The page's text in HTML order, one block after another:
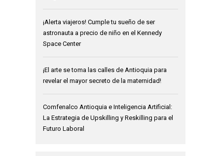
¡Alerta viajeros! Cumple tu sueño de ser
astronauta a precio de niño en el Kennedy
Space Center
¡El arte se toma las calles de Antioquia para
revelar el mayor secreto de la maternidad!
Comfenalco Antioquia e Inteligencia Artificial:
La Estrategia de Upskilling y Reskilling para el
Futuro Laboral